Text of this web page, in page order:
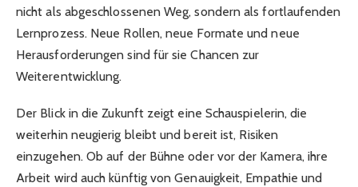
nicht als abgeschlossenen Weg, sondern als fortlaufenden
Lernprozess. Neue Rollen, neue Formate und neue
Herausforderungen sind für sie Chancen zur
Weiterentwicklung.
Der Blick in die Zukunft zeigt eine Schauspielerin, die
weiterhin neugierig bleibt und bereit ist, Risiken
einzugehen. Ob auf der Bühne oder vor der Kamera, ihre
Arbeit wird auch künftig von Genauigkeit, Empathie und